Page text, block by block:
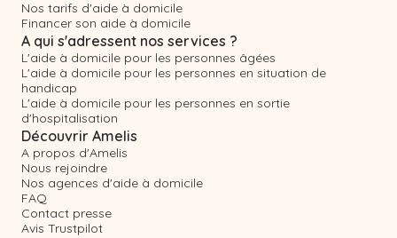
Nos tarifs d'aide à domicile
Financer son aide à domicile
A qui s'adressent nos services ?
L'aide à domicile pour les personnes âgées
L'aide à domicile pour les personnes en situation de
handicap
L'aide à domicile pour les personnes en sortie
d'hospitalisation
Découvrir Amelis
A propos d'Amelis
Nous rejoindre
Nos agences d'aide à domicile
FAQ
Contact presse
Avis Trustpilot